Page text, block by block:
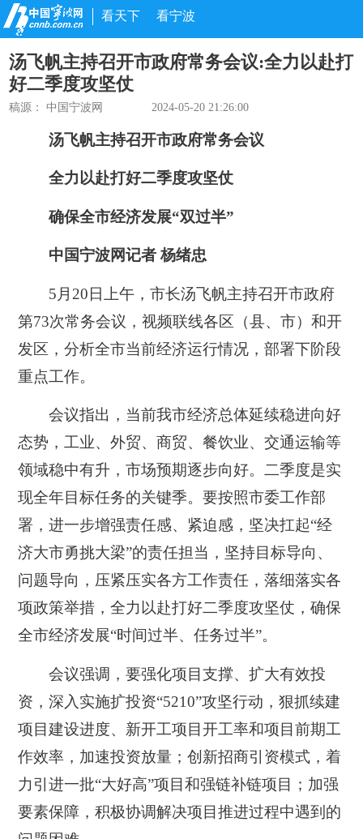
看天下 看宁波
汤飞帆主持召开市政府常务会议:全力以赴打
好二季度攻坚仗
稿源： 中国宁波网 2024-05-20 21:26:00
汤飞帆主持召开市政府常务会议
全力以赴打好二季度攻坚仗
确保全市经济发展“双过半”
中国宁波网记者 杨绪忠
5月20日上午，市长汤飞帆主持召开市政府
第73次常务会议，视频联线各区（县、市）和开
发区，分析全市当前经济运行情况，部署下阶段
重点工作。
会议指出，当前我市经济总体延续稳进向好
态势，工业、外贸、商贸、餐饮业、交通运输等
领域稳中有升，市场预期逐步向好。二季度是实
现全年目标任务的关键季。要按照市委工作部
署，进一步增强责任感、紧迫感，坚决扛起“经
济大市勇挑大梁”的责任担当，坚持目标导向、
问题导向，压紧压实各方工作责任，落细落实各
项政策举措，全力以赴打好二季度攻坚仗，确保
全市经济发展“时间过半、任务过半”。
会议强调，要强化项目支撑、扩大有效投
资，深入实施扩投资“5210”攻坚行动，狠抓续建
项目建设进度、新开工项目开工率和项目前期工
作效率，加速投资放量；创新招商引资模式，着
力引进一批“大好高”项目和强链补链项目；加强
要素保障，积极协调解决项目推进过程中遇到的